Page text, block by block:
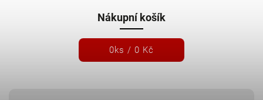
Nákupní košík
0ks / 0 Kč